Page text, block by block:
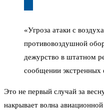
«Угроза атаки с
противовоздушной
дежурство в штатном
сообщении экстренных
Это не первый случай за
накрывает волна